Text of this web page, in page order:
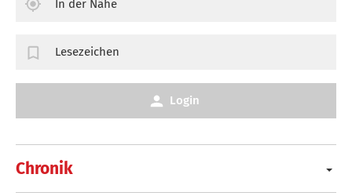
Chronik
In der Nähe
Lesezeichen
Login